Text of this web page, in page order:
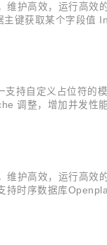
护高效，运行高
个字段值 Integer
持自定义占位符
调整，增加并发
护高效，运行高
时序数据库